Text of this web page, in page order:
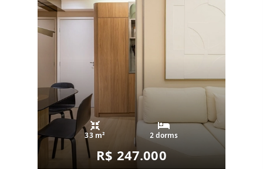
33 m² 2 dorms
R$ 247.000